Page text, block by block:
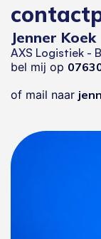
Jenner Koek
AXS Logistiek -
bel mij op
of mail naar